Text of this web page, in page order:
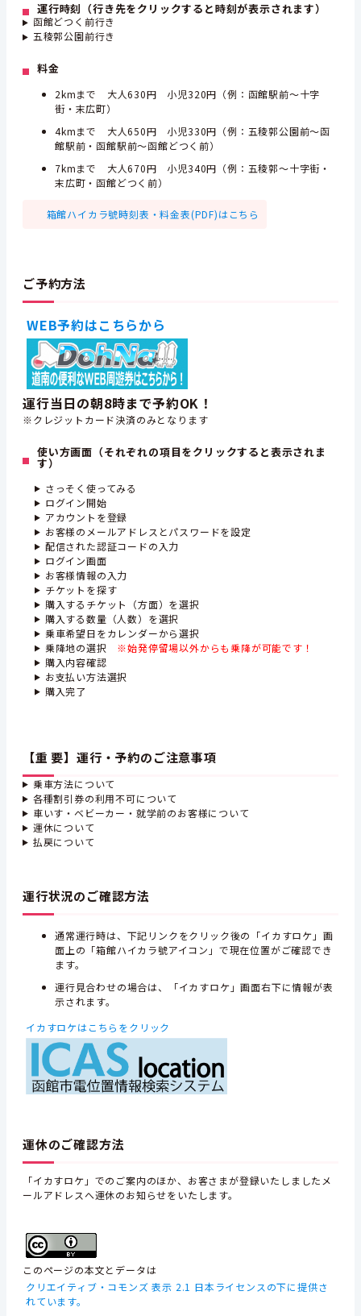
運行時刻（行き先をクリックすると時刻が表示されます）
函館どつく前行き
五稜郭公園前行き
料金
2kmまで 大人630円 小児320円（例：函館駅前～十字
街・末広町）
4kmまで 大人650円 小児330円（例：五稜郭公園前～函
館駅前・函館駅前～函館どつく前）
7kmまで 大人670円 小児340円（例：五稜郭～十字街・
末広町・函館どつく前）
箱館ハイカラ號時刻表・料金表(PDF)はこちら
ご予約方法
WEB予約はこちらから
運行当日の朝8時まで予約OK！
※クレジットカード決済のみとなります
使い方画面（それぞれの項目をクリックすると表示されま
す）
さっそく使ってみる
ログイン開始
アカウントを登録
お客様のメールアドレスとパスワードを設定
配信された認証コードの入力
ログイン画面
お客様情報の入力
チケットを探す
購入するチケット（方面）を選択
購入する数量（人数）を選択
乗車希望日をカレンダーから選択
乗降地の選択 ※始発停留場以外からも乗降が可能です！
購入内容確認
お支払い方法選択
購入完了
【重 要】運行・予約のご注意事項
乗車方法について
各種割引券の利用不可について
車いす・ベビーカー・就学前のお客様について
運休について
払戻について
運行状況のご確認方法
通常運行時は、下記リンクをクリック後の「イカすロケ」画
面上の「箱館ハイカラ號アイコン」で現在位置がご確認でき
ます。
運行見合わせの場合は、「イカすロケ」画面右下に情報が表
示されます。
イカすロケはこちらをクリック
運休のご確認方法
「イカすロケ」でのご案内のほか、お客さまが登録いたしましたメ
ールアドレスへ運休のお知らせをいたします。
このページの本文とデータは
クリエイティブ・コモンズ 表示 2.1 日本ライセンスの下に提供さ
れています。